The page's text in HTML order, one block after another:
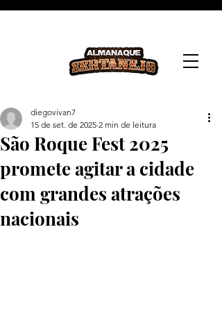
São Roque Fest 2025
promete agitar a cidade
com grandes atrações
nacionais
diegovivan7
15 de set. de 2025 2 min de leitura